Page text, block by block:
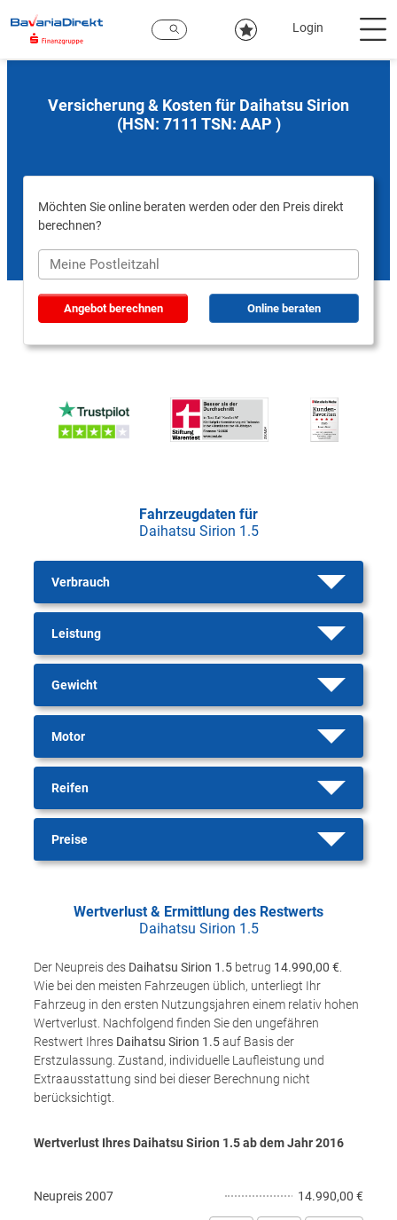
Hauptinhalt
Login
Versicherung & Kosten für Daihatsu Sirion
(HSN: 7111 TSN: AAP )
Möchten Sie online beraten werden oder den Preis direkt
berechnen?
Angebot berechnen Online beraten
Fahrzeugdaten für
Daihatsu Sirion 1.5
Verbrauch
Leistung
Gewicht
Motor
Reifen
Preise
Wertverlust & Ermittlung des Restwerts
Daihatsu Sirion 1.5
Der Neupreis des Daihatsu Sirion 1.5 betrug 14.990,00 €
Wie bei den meisten Fahrzeugen üblich, unterliegt Ihr
Fahrzeug in den ersten Nutzungsjahren einem relativ hohen
Wertverlust. Nachfolgend finden Sie den ungefähren
Restwert Ihres Daihatsu Sirion 1.5auf Basis der
Erstzulassung. Zustand, individuelle Laufleistung und
Extraausstattung sind bei dieser Berechnung nicht
berücksichtigt.
Wertverlust Ihres Daihatsu Sirion 1.5 ab dem Jahr2016
Neupreis2007 14.990,00 €